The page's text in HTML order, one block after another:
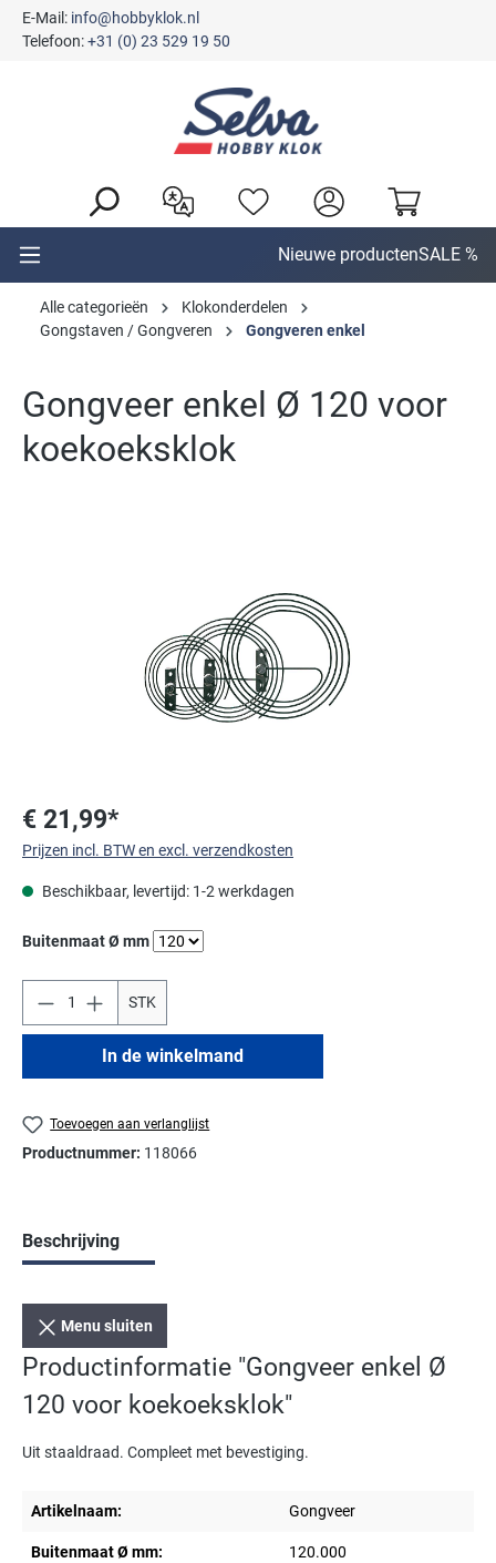
E-Mail: info@hobbyklok.nl
Telefoon:+31 (0) 23 529 19 50
Nieuwe productenSALE %
Alle categorieën
Klokonderdelen
Gongstaven / Gongveren
Gongveren enkel
Gongveer enkel Ø 120 voor
koekoeksklok
€ 21,99*
Prijzen incl. BTW en excl. verzendkosten
Beschikbaar, levertijd: 1-2 werkdagen
Selecteer
Buitenmaat Ø mm
STK
In de winkelmand
Toevoegen aan verlanglijst
Productnummer: 118066
Beschrijving
Menu sluiten
Productinformatie "Gongveer enkel Ø
120 voor koekoeksklok"
Uit staaldraad. Compleet met bevestiging.
Artikelnaam: Gongveer
Buitenmaat Ø mm: 120.000